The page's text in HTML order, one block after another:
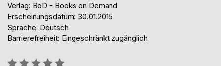
Verlag: BoD - Books on Demand
Erscheinungsdatum: 30.01.2015
Sprache: Deutsch
Barrierefreiheit: Eingeschränkt zugänglich
Bewertung::